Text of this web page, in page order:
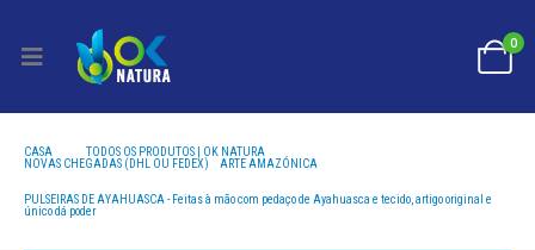
0
CASA
TODOS OS PRODUTOS | OK NATURA
NOVAS CHEGADAS (DHL OU FEDEX)
ARTE AMAZÓNICA
PULSEIRAS DE AYAHUASCA - FEITAS À MÃO COM PEDAÇO DE AYAHUASCA E TECIDO, ARTIGO
PULSEIRAS DE AYAHUASCA - Feitas à mão com pedaço de Ayahuasca e tecido, artigo original e
único dá poder